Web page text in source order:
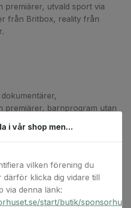
premiärer, utvald sport via
från Britbox, reality från
premiärer, barnprogram utan
Hayu samt 9 st TV-kanaler.
och avsnitt
i vår shop men...
vilken förening du
därför klicka dig vidare till
via denna länk:
start/butik/